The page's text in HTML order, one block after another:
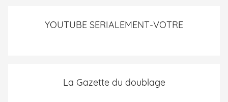
YOUTUBE SERIALEMENT-VOTRE
La Gazette du doublage